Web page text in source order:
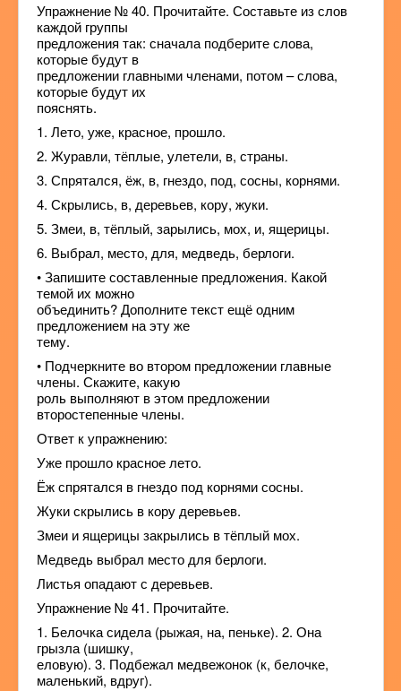
Упражнение № 40. Прочитайте. Составьте из слов
каждой группы
предложения так: сначала подберите слова,
которые будут в
предложении главными членами, потом – слова,
которые будут их
пояснять.
1. Лето, уже, красное, прошло.
2. Журавли, тёплые, улетели, в, страны.
3. Спрятался, ёж, в, гнездо, под, сосны, корнями.
4. Скрылись, в, деревьев, кору, жуки.
5. Змеи, в, тёплый, зарылись, мох, и, ящерицы.
6. Выбрал, место, для, медведь, берлоги.
• Запишите составленные предложения. Какой
темой их можно
объединить? Дополните текст ещё одним
предложением на эту же
тему.
• Подчеркните во втором предложении главные
члены. Скажите, какую
роль выполняют в этом предложении
второстепенные члены.
Ответ к упражнению:
Уже прошло красное лето.
Ёж спрятался в гнездо под корнями сосны.
Жуки скрылись в кору деревьев.
Змеи и ящерицы закрылись в тёплый мох.
Медведь выбрал место для берлоги.
Листья опадают с деревьев.
Упражнение № 41. Прочитайте.
1. Белочка сидела (рыжая, на, пеньке). 2. Она
грызла (шишку,
еловую). 3. Подбежал медвежонок (к, белочке,
маленький, вдруг).